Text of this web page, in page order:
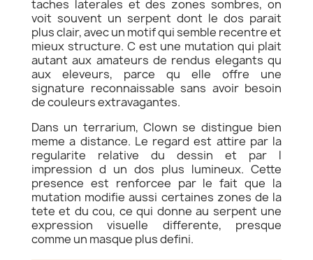
taches laterales et des zones sombres, on
voit souvent un serpent dont le dos parait
plus clair, avec un motif qui semble recentre et
mieux structure. C est une mutation qui plait
autant aux amateurs de rendus elegants qu
aux eleveurs, parce qu elle offre une
signature reconnaissable sans avoir besoin
de couleurs extravagantes.
Dans un terrarium, Clown se distingue bien
meme a distance. Le regard est attire par la
regularite relative du dessin et par l
impression d un dos plus lumineux. Cette
presence est renforcee par le fait que la
mutation modifie aussi certaines zones de la
tete et du cou, ce qui donne au serpent une
expression visuelle differente, presque
comme un masque plus defini.